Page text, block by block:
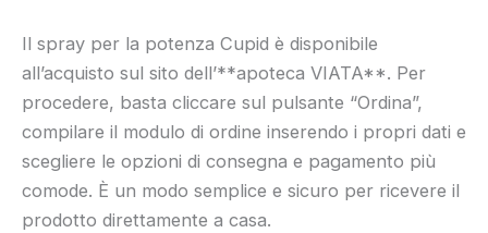
Il spray per la potenza Cupid è disponibile
all’acquisto sul sito dell’**apoteca VIATA**. Per
procedere, basta cliccare sul pulsante “Ordina”,
compilare il modulo di ordine inserendo i propri dati e
scegliere le opzioni di consegna e pagamento più
comode. È un modo semplice e sicuro per ricevere il
prodotto direttamente a casa.